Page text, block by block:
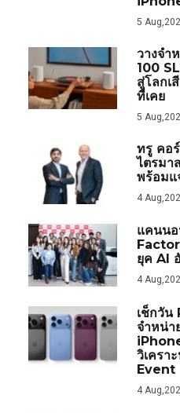
5
วางจำ
100
สู่โลกเ
ที่เคย
5
ทรู คอ
ไตรมา
พร้อมแ
4
แคนน
ยุค AI
4
เช็กวัน
จำหน่า
วิเครา
Event
4